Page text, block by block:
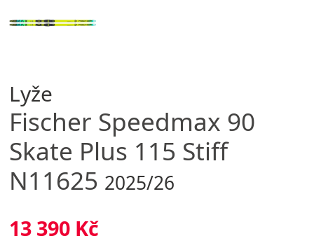
Lyže
Fischer Speedmax 90
Skate Plus 115 Stiff
N11625 2025/26
13 390 Kč